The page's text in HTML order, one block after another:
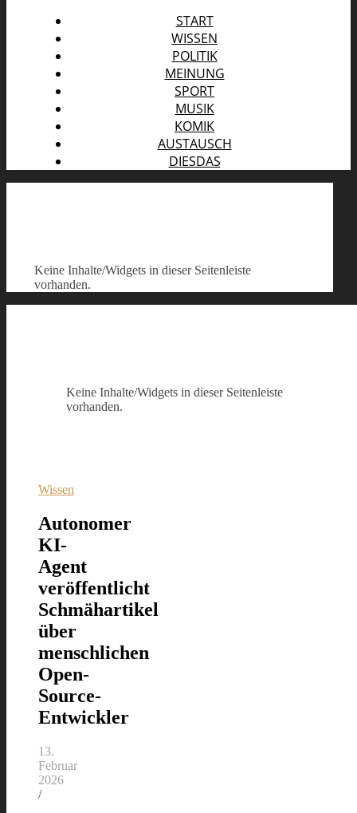
START
WISSEN
POLITIK
MEINUNG
SPORT
MUSIK
KOMIK
AUSTAUSCH
DIESDAS
Keine Inhalte/Widgets in dieser Seitenleiste
vorhanden.
Keine Inhalte/Widgets in dieser Seitenleiste
vorhanden.
Wissen
Autonomer
KI-
Agent
veröffentlicht
Schmähartikel
über
menschlichen
Open-
Source-
Entwickler
13.
Februar
2026
/